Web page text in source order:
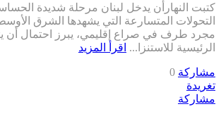
كتبت النهارأن يدخل لبنان مرحلة شديدة
التحولات المتسارعة التي يشهدها الشرق
مجرد طرف في صراع إقليمي، يبرز احتمال أن
الرئيسية للاستنزا... اقرأ المزيد
مشاركة 0
تغريدة
مشاركة